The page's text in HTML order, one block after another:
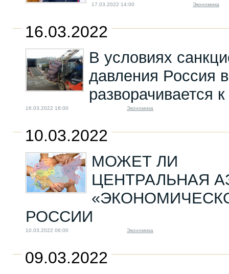
17.03.2022 14:00 Экономика
16.03.2022
В условиях
давления Россия
разворачивается
16.03.2022 18:00 Экономика
10.03.2022
МОЖЕТ ЛИ
ЦЕНТРАЛЬНАЯ
РОССИИ
10.03.2022 06:00 Экономика
09.03.2022